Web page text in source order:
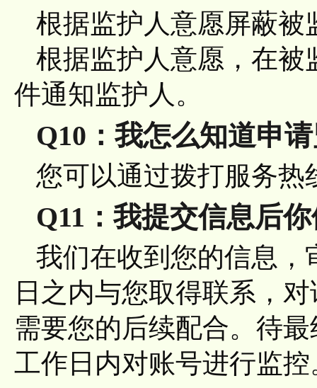
根据监护人意愿屏蔽被
根据监护人意愿，在被
件通知监护人。
Q10：我怎么知道申
您可以通过拨打服务热
Q11：我提交信息后
我们在收到您的信息，
日之内与您取得联系，
需要您的后续配合。待
工作日内对账号进行监控